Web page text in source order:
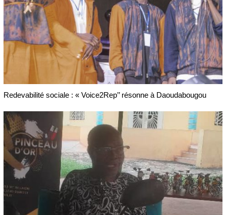
Redevabilité sociale : « Voice2Rep’’ résonne à Daoudabougou